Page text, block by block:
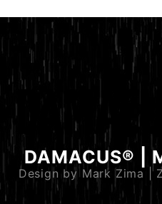
DAMACUS® |
Design by Mark Zima |